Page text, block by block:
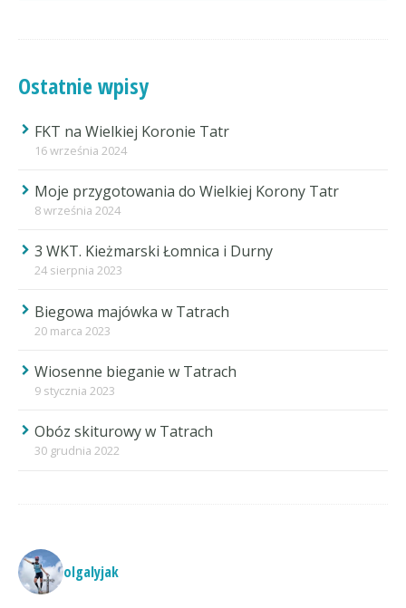
Ostatnie wpisy
FKT na Wielkiej Koronie Tatr
16 września 2024
Moje przygotowania do Wielkiej Korony Tatr
8 września 2024
3 WKT. Kieżmarski Łomnica i Durny
24 sierpnia 2023
Biegowa majówka w Tatrach
20 marca 2023
Wiosenne bieganie w Tatrach
9 stycznia 2023
Obóz skiturowy w Tatrach
30 grudnia 2022
olgalyjak